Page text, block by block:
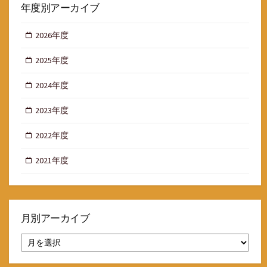
年度別アーカイブ
2026年度
2025年度
2024年度
2023年度
2022年度
2021年度
月別アーカイブ
別
ア